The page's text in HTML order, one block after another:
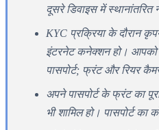
दूसरे डिवाइस में स्थानांतरित
KYC प्रक्रिया के दौरान
इंटरनेट कनेक्शन हो। आपको
पासपोर्ट; फ्रंट और रियर
अपने पासपोर्ट के फ्रंट का
भी शामिल हो। पासपोर्ट का